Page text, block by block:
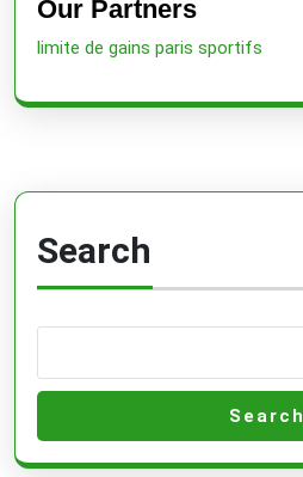
Our Partners
limite de gains paris sportifs
Search
Search